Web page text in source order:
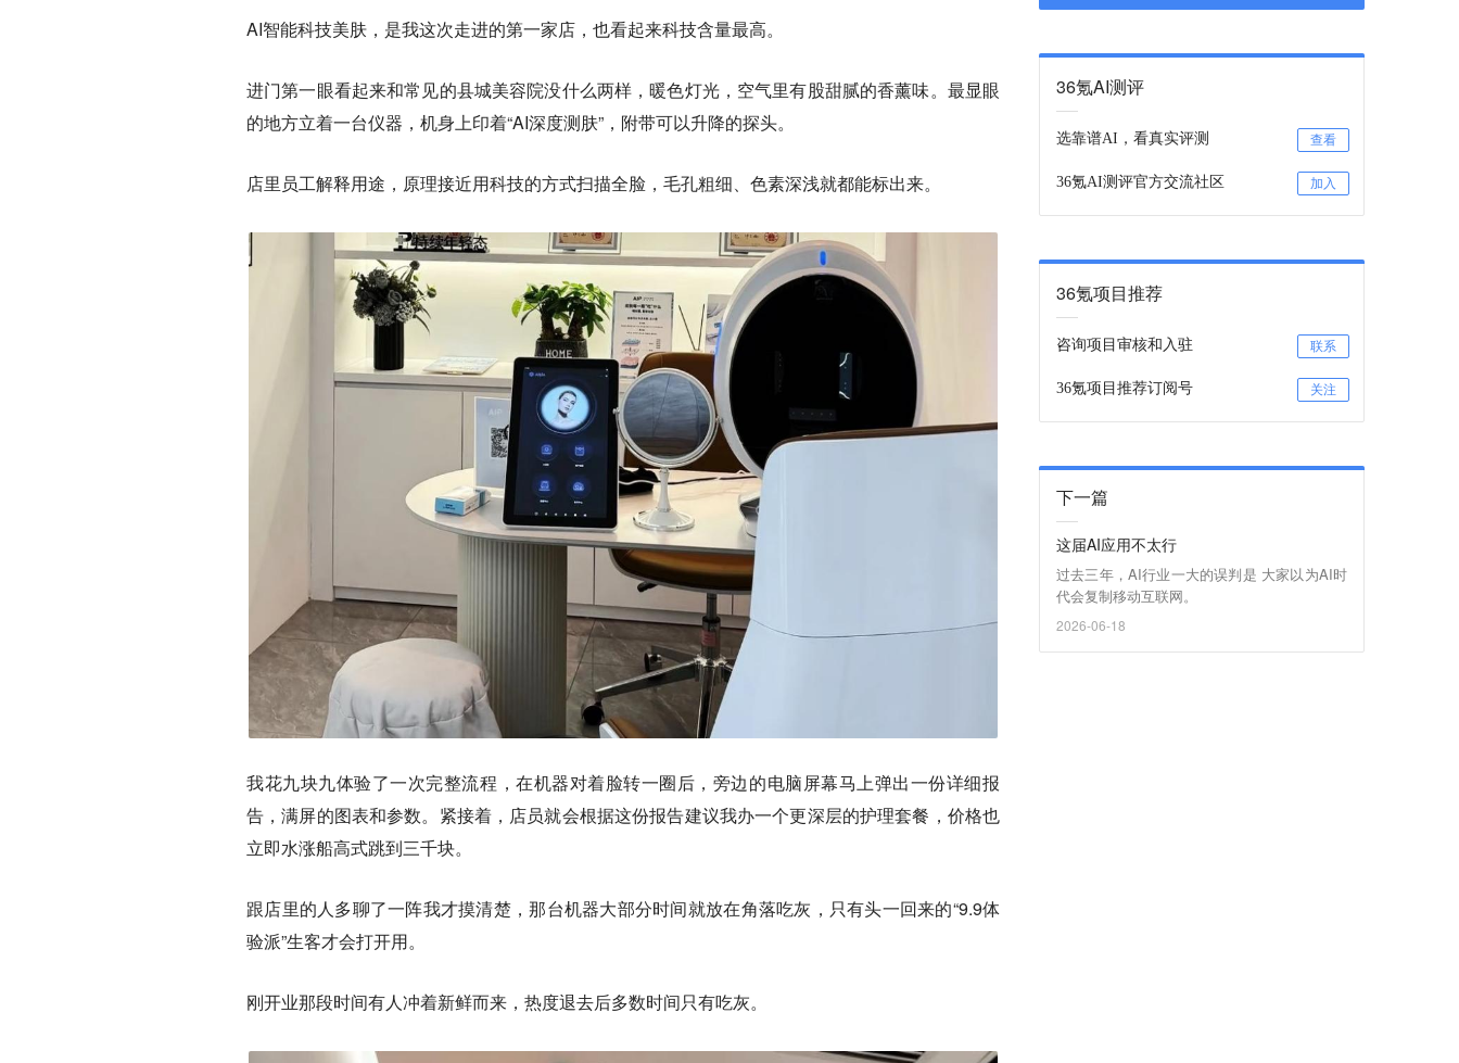
AI智能科技美肤，是我这次走进的第一家店，也看起来科技含量最高。
进门第一眼看起来和常见的县城美容院没什么两样，暖色灯光，空气里有股甜腻的香薰味。最显眼
的地方立着一台仪器，机身上印着“AI深度测肤”，附带可以升降的探头。
店里员工解释用途，原理接近用科技的方式扫描全脸，毛孔粗细、色素深浅就都能标出来。
我花九块九体验了一次完整流程，在机器对着脸转一圈后，旁边的电脑屏幕马上弹出一份详细报
告，满屏的图表和参数。紧接着，店员就会根据这份报告建议我办一个更深层的护理套餐，价格也
立即水涨船高式跳到三千块。
跟店里的人多聊了一阵我才摸清楚，那台机器大部分时间就放在角落吃灰，只有头一回来的“9.9体
验派”生客才会打开用。
刚开业那段时间有人冲着新鲜而来，热度退去后多数时间只有吃灰。
36氪AI测评
选靠谱AI，看真实评测 查看
36氪AI测评官方交流社区 加入
36氪项目推荐
咨询项目审核和入驻 联系
36氪项目推荐订阅号 关注
下一篇
这届AI应用不太行
过去三年，AI行业一大的误判是 大家以为AI时
代会复制移动互联网。
2026-06-18